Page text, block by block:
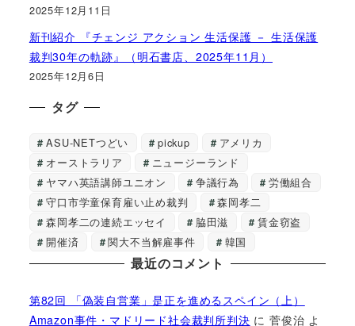
2025年12月11日
新刊紹介 『チェンジ アクション 生活保護 － 生活保護
裁判30年の軌跡』（明石書店、2025年11月）
2025年12月6日
タグ
ASU-NETつどい pickup
アメリカ
オーストラリア
ニュージーランド
ヤマハ英語講師ユニオン
争議行為
労働組合
守口市学童保育雇い止め裁判
森岡孝二
森岡孝二の連続エッセイ
脇田滋
賃金窃盗
開催済
関大不当解雇事件 韓国
最近のコメント
第82回 「偽装自営業」是正を進めるスペイン（上）
Amazon事件・マドリード社会裁判所判決 に菅俊治 よ